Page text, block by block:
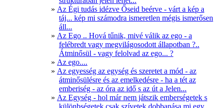
Az Égi tudás idézve Őseid beérve - várt a kép a
táj... kép mi számodra ismeretlen mégis ismerősen
áll...
Az Ego .. Hová tűnik, mivé válik az ego - a
felébredt vagy megvilágosodott állapotban ?..
Átminősül - vagy felolvad az ego... ?
Az ego....
Az egyesség az egység és szeretet a mód - az
átminősülésre és az emelkedésre - ha a tét az
emberiség - az óra az idő s az út a Jelen...
Az Egység - hol már nem játszik emberségetek s
különbségetek csak szívetek dobbanása mi egy